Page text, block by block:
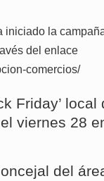
iniciado la
del enlace
comercios/
Friday’
viernes 28
del